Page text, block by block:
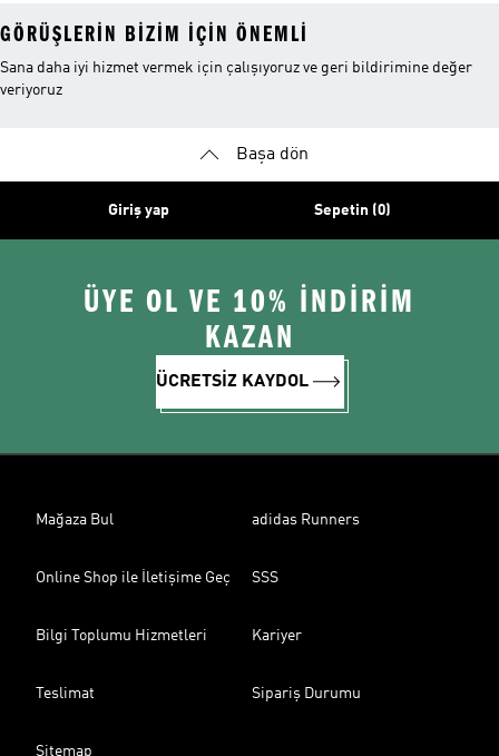
GÖRÜŞLERIN BIZIM IÇIN ÖNEMLI
Sana daha iyi hizmet vermek için çalışıyoruz ve geri bildirimine değer
veriyoruz
Başa dön
Giriş yap Sepetin (0)
ÜYE OL VE 10% İNDİRİM
KAZAN
ÜCRETSİZ KAYDOL
Mağaza Bul adidas Runners
Online Shop ile İletişime Geç SSS
Bilgi Toplumu Hizmetleri Kariyer
Teslimat Sipariş Durumu
Sitemap